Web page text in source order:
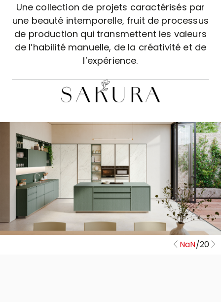
Une collection de projets caractérisés par
une beauté intemporelle, fruit de processus
de production qui transmettent les valeurs
de l’habilité manuelle, de la créativité et de
l’expérience.
NaN/20